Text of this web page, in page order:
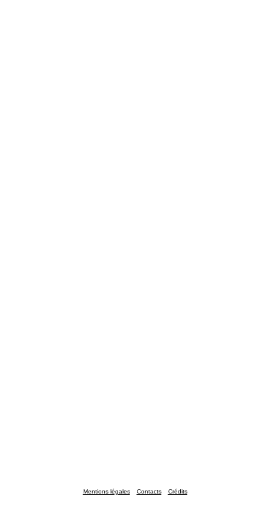
Mentions légales Contacts Crédits